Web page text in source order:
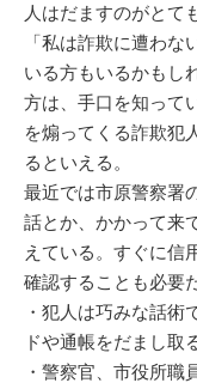
人はだますのがとて
「私は詐欺に遭わ
いる方もいるかもし
方は、手口を知って
を煽ってくる詐欺犯
るといえる。
最近では市原警察署
話とか、かかって来
えている。すぐに信
確認することも必要
・犯人は巧みな話術
ドや通帳をだまし取
・警察官、市役所職